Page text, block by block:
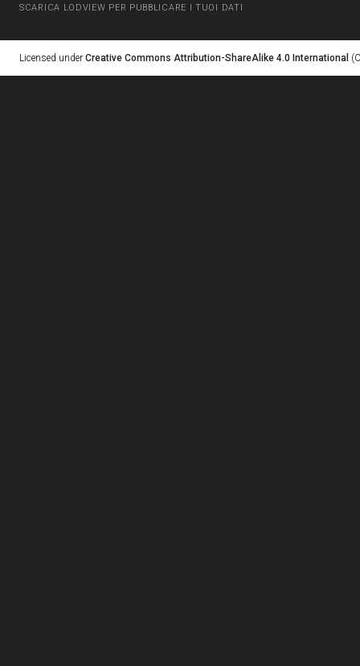
SCARICA LODVIEW PER PUBBLICARE I TUOI DATI
Licensed under Creative Commons Attribution-ShareAlike 4.0 International